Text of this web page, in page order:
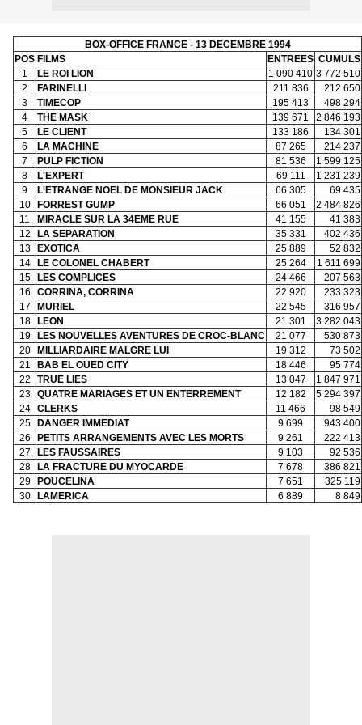
BOX-OFFICE FRANCE - 13 DECEMBRE 1994
POS FILMS ENTREES CUMULS
1
LE ROI LION 1 090 410 3 772 510
2
FARINELLI 211 836
212 650
3
TIMECOP 195 413
498 294
4
THE MASK 139 671
2 846 193
5
LE CLIENT 133 186
134 301
6
LA MACHINE 87 265
214 237
7
PULP FICTION 81 536
1 599 125
8
L'EXPERT 69 111
1 231 239
9
L'ETRANGE NOEL DE MONSIEUR JACK 66 305
69 435
10
FORREST GUMP 66 051
2 484 826
11
MIRACLE SUR LA 34EME RUE 41 155
41 383
12
LA SEPARATION 35 331
402 436
13
EXOTICA 25 889
52 832
14
LE COLONEL CHABERT 25 264
1 611 699
15
LES COMPLICES 24 466
207 563
16
CORRINA, CORRINA 22 920
233 323
17
MURIEL 22 545
316 957
18
LEON 21 301
3 282 043
19
LES NOUVELLES AVENTURES DE CROC-BLANC 21 077
530 873
20
MILLIARDAIRE MALGRE LUI 19 312
73 502
21
BAB EL OUED CITY 18 446
95 774
22
TRUE LIES 13 047
1 847 971
23
QUATRE MARIAGES ET UN ENTERREMENT 12 182
5 294 397
24
CLERKS 11 466
98 549
25
DANGER IMMEDIAT 9 699
943 400
26
PETITS ARRANGEMENTS AVEC LES MORTS 9 261
222 413
27
LES FAUSSAIRES 9 103
92 536
28
LA FRACTURE DU MYOCARDE 7 678
386 821
29
POUCELINA 7 651
325 119
30
LAMERICA 6 889 8 849